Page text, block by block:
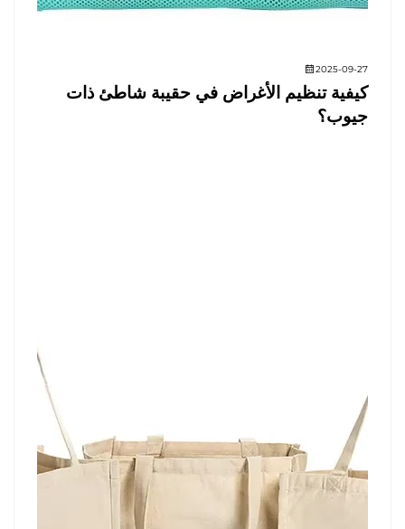
2025-09-27
كيفية تنظيم الأغراض في حقيبة شاطئ ذات
جيوب؟